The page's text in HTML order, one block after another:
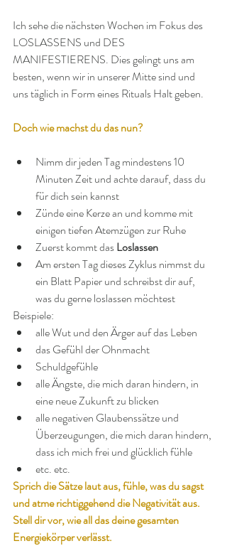
Ich sehe die nächsten Wochen im Fokus des
LOSLASSENS und DES
MANIFESTIERENS. Dies gelingt uns am
besten, wenn wir in unserer Mitte sind und
uns täglich in Form eines Rituals Halt geben.
Doch wie machst du das nun?
Nimm dir jeden Tag mindestens 10
Minuten Zeit und achte darauf, dass du
für dich sein kannst
Zünde eine Kerze an und komme mit
einigen tiefen Atemzügen zur Ruhe
Zuerst kommt das Loslassen
Am ersten Tag dieses Zyklus nimmst du
ein Blatt Papier und schreibst dir auf,
was du gerne loslassen möchtest
Beispiele:
alle Wut und den Ärger auf das Leben
das Gefühl der Ohnmacht
Schuldgefühle
alle Ängste, die mich daran hindern, in
eine neue Zukunft zu blicken
alle negativen Glaubenssätze und
Überzeugungen, die mich daran hindern,
dass ich mich frei und glücklich fühle
etc. etc.
Sprich die Sätze laut aus, fühle, was du sagst
und atme richtiggehend die Negativität aus.
Stell dir vor, wie all das deine gesamten
Energiekörper verlässt.